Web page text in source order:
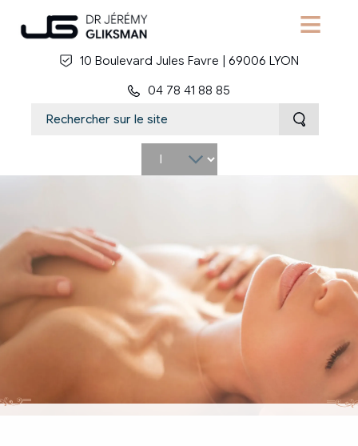
Aller au contenu principal
10 Boulevard Jules Favre | 69006 LYON
04 78 41 88 85
your
language